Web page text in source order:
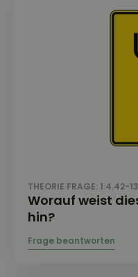
THEORIE FRAGE: 1.4.42-
Worauf weist
hin?